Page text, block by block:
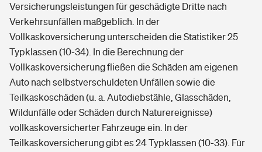
Versicherungsleistungen für geschädigte Dritte nach
Verkehrsunfällen maßgeblich. In der
Vollkaskoversicherung unterscheiden die Statistiker 25
Typklassen (10-34). In die Berechnung der
Vollkaskoversicherung fließen die Schäden am eigenen
Auto nach selbstverschuldeten Unfällen sowie die
Teilkaskoschäden (u. a. Autodiebstähle, Glasschäden,
Wildunfälle oder Schäden durch Naturereignisse)
vollkaskoversicherter Fahrzeuge ein. In der
Teilkaskoversicherung gibt es 24 Typklassen (10-33). Für